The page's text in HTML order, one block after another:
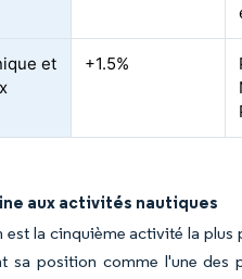
et
+1.5%
aux activités nautiques
la cinquième activité la
sa position comme l'une des